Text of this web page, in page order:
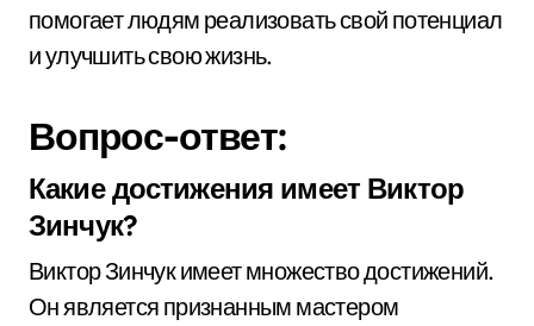
помогает людям реализовать свой потенциал
и улучшить свою жизнь.
Вопрос-ответ:
Какие достижения имеет Виктор
Зинчук?
Виктор Зинчук имеет множество достижений.
Он является признанным мастером